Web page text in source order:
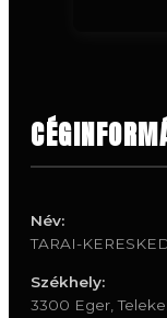
Név:
TARAI-
Székhely:
3300 Eger,